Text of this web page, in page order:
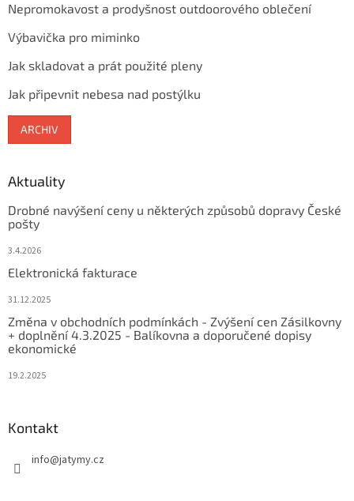
Nepromokavost a prodyšnost outdoorového oblečení
Výbavička pro miminko
Jak skladovat a prát použité pleny
Jak připevnit nebesa nad postýlku
ARCHIV
Aktuality
Drobné navýšení ceny u některých způsobů dopravy České
pošty
3.4.2026
Elektronická fakturace
31.12.2025
Změna v obchodních podmínkách - Zvýšení cen Zásilkovny
+ doplnění 4.3.2025 - Balíkovna a doporučené dopisy
ekonomické
19.2.2025
Kontakt
info@jatymy.cz